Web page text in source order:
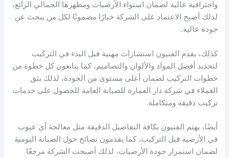
واحترافية عالية لضمان استواء الأرضيات ومظهرها الجمالي الرائع،
لذلك أصبح الاعتماد على الشركة خيارًا مضمونًا لكل من يبحث عن
جودة عالية.
كذلك، يقدم الفنيون استشارات مهنية قبل البدء في التركيب
لتحديد أفضل المواد والألوان والتصاميم، كما يتابعون كل خطوة من
خطوات التركيب لضمان أعلى مستوى من الجودة، لذلك يثق
العملاء في شركة دار العمارة للصيانة العامة للحصول على خدمات
تركيب دقيقة ومتكاملة.
أيضًا، يهتم الفنيون بكافة التفاصيل الدقيقة مثل معالجة أي عيوب
في الأرضية قبل التركيب، كما يقدمون نصائح حول الصيانة اليومية
لضمان استمرار جودة الأرضيات، لذلك أصبحت الشركة مرجعًا